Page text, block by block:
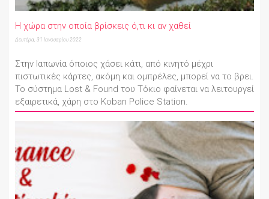
Η χώρα στην οποία βρίσκεις ό,τι κι αν χαθεί
Δευτέρα, 31 Ιανουαρίου 2022
Στην Ιαπωνία όποιος χάσει κάτι, από κινητό μέχρι
πιστωτικές κάρτες, ακόμη και ομπρέλες, μπορεί να το βρει.
Το σύστημα Lost & Found του Τόκιο φαίνεται να λειτουργεί
εξαιρετικά, χάρη στο Koban Police Station.